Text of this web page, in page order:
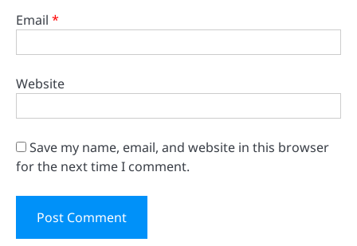
Email *
Website
Save my name, email, and website in this browser
for the next time I comment.